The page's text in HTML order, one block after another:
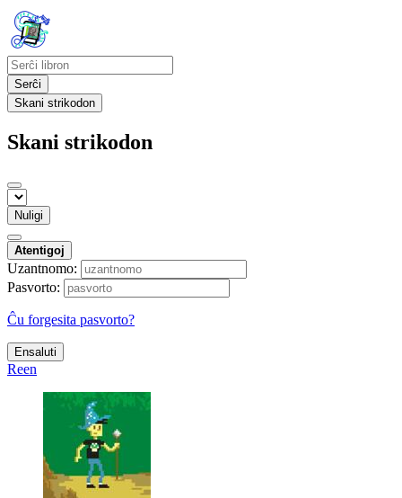
Serĉi
Skani strikodon
Skani strikodon
Nuligi
Atentigoj
Uzantnomo:
Pasvorto:
Ĉu forgesita pasvorto?
Ensaluti
Reen